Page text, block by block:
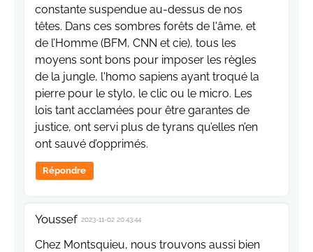
constante suspendue au-dessus de nos
têtes. Dans ces sombres forêts de l'âme, et
de l’Homme (BFM, CNN et cie), tous les
moyens sont bons pour imposer les règles
de la jungle, l'homo sapiens ayant troqué la
pierre pour le stylo, le clic ou le micro. Les
lois tant acclamées pour être garantes de
justice, ont servi plus de tyrans qu’elles n’en
ont sauvé d’opprimés.
Répondre
Youssef 2023-11-02 20:43:44
Chez Montsquieu, nous trouvons aussi bien